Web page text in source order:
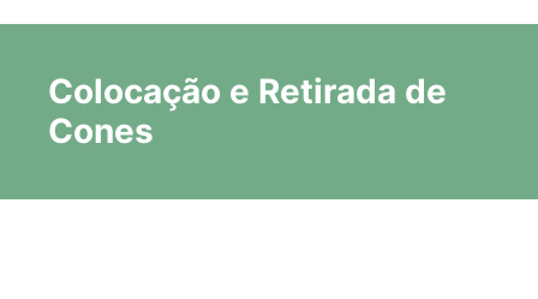
Colocação e Retirada de
Cones